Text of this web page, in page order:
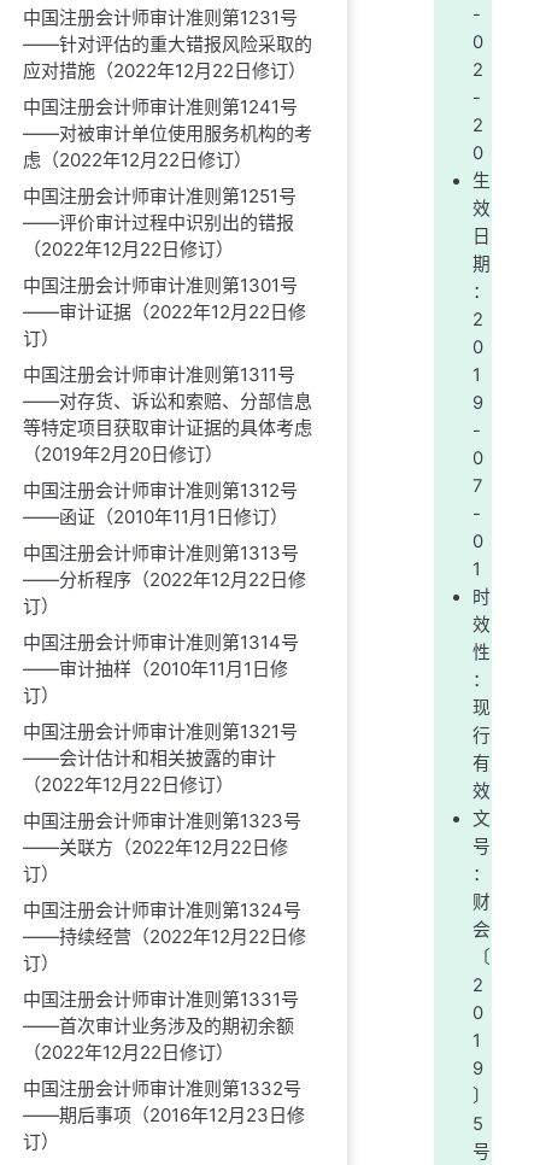
中国注册会计师审计准则第1231号
——针对评估的重大错报风险采取的
应对措施（2022年12月22日修订）
中国注册会计师审计准则第1241号
——对被审计单位使用服务机构的考
虑（2022年12月22日修订）
中国注册会计师审计准则第1251号
——评价审计过程中识别出的错报
（2022年12月22日修订）
中国注册会计师审计准则第1301号
——审计证据（2022年12月22日修
订）
中国注册会计师审计准则第1311号
——对存货、诉讼和索赔、分部信息
等特定项目获取审计证据的具体考虑
（2019年2月20日修订）
中国注册会计师审计准则第1312号
——函证（2010年11月1日修订）
中国注册会计师审计准则第1313号
——分析程序（2022年12月22日修
订）
中国注册会计师审计准则第1314号
——审计抽样（2010年11月1日修
订）
中国注册会计师审计准则第1321号
——会计估计和相关披露的审计
（2022年12月22日修订）
中国注册会计师审计准则第1323号
——关联方（2022年12月22日修
订）
中国注册会计师审计准则第1324号
——持续经营（2022年12月22日修
订）
中国注册会计师审计准则第1331号
——首次审计业务涉及的期初余额
（2022年12月22日修订）
中国注册会计师审计准则第1332号
——期后事项（2016年12月23日修
订）
-
0
2
-
2
0
生
效
日
期
：
2
0
1
9
-
0
7
-
0
1
时
效
性
：
现
行
有
效
文
号
：
财
会
〔
2
0
1
9
〕
5
号